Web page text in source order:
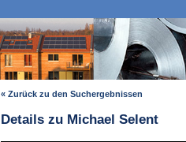
« Zurück zu den Suchergebnissen
Details zu Michael Selent